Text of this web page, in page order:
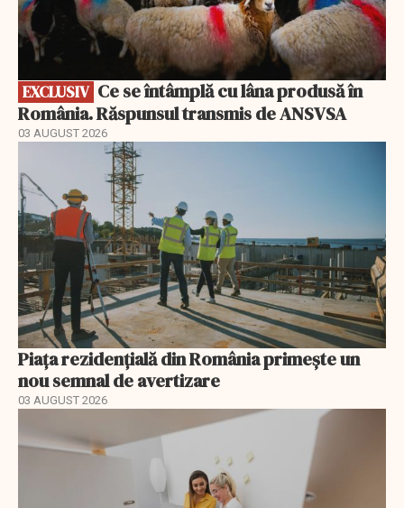
EXCLUSIV
România. Răspunsul transmis de ANSVSA
03 AUGUST 2026
Piața rezidențială din România primește un
nou semnal de avertizare
03 AUGUST 2026